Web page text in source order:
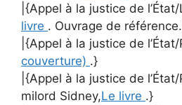
|{Appel à la justice de
livre . Ouvrage de
|{Appel à la justice de
couverture) .}
|{Appel à la justice de
milord Sidney,Le livre .}